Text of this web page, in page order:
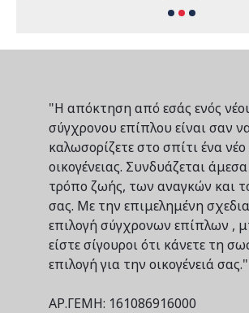
"Η απόκτηση από εσάς ενός
σύγχρονου επίπλου είναι σαν
καλωσορίζετε στο σπίτι ένα
οικογένειας. Συνδυάζεται
τρόπο ζωής, των αναγκών και
σας. Με την επιμελημένη
επιλογή σύγχρονων επίπλων ,
είστε σίγουροι ότι κάνετε τη
επιλογή για την οικογένειά σας."
ΑΡ.ΓΕΜΗ: 161086916000